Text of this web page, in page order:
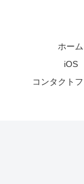
ホーム
iOS
コンタクト